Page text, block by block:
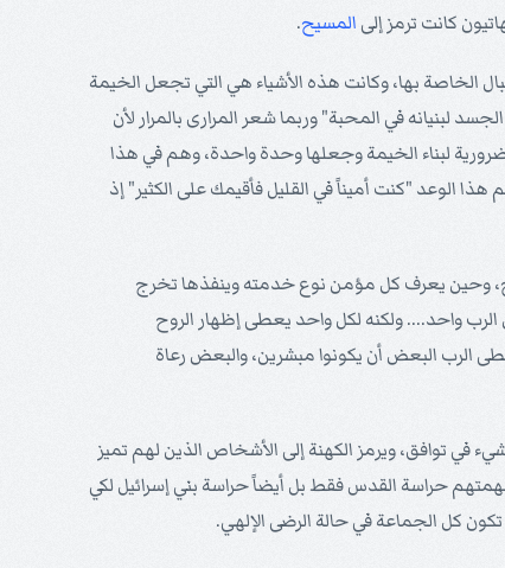
كانت ترمز إلى المسيح.
الخاصة بها، وكانت هذه الأشياء هي التي تجعل الخيمة
لبنيانه في المحبة" وربما شعر المرارى بالمرار لأن
لبناء الخيمة وجعلها وحدة واحدة، وهم في هذا
الوعد "كنت أميناً في القليل فأقيمك على الكثير" إذ
وحين يعرف كل مؤمن نوع خدمته وينفذها تخرج
واحد.... ولكنه لكل واحد يعطى إظهار الروح
الرب البعض أن يكونوا مبشرين، والبعض رعاة
كل شيء في توافق، ويرمز الكهنة إلى الأشخاص الذين لهم تميز
حراسة القدس فقط بل أيضاً حراسة بني إسرائيل لكي
كل الجماعة في حالة الرضى الإلهي.